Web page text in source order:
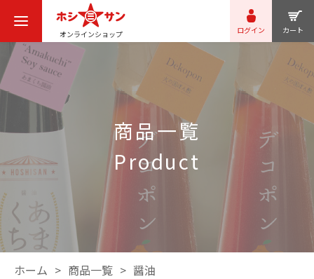
オンラインショップ ログイン カート
商品一覧
product
ホーム 商品一覧 醤油